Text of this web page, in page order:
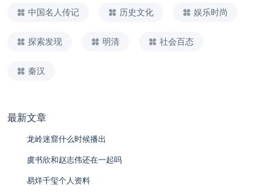
中国名人传记 历史文化 娱乐时尚
探索发现 明清 社会百态
秦汉
最新文章
龙岭迷窟什么时候播出
虞书欣和赵志伟还在一起吗
易烊千玺个人资料